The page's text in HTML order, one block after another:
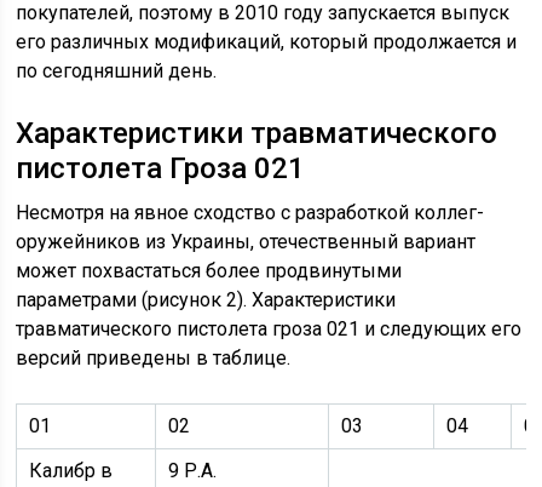
покупателей, поэтому в 2010 году запускается выпуск
его различных модификаций, который продолжается и
по сегодняшний день.
Характеристики травматического
пистолета Гроза 021
Несмотря на явное сходство с разработкой коллег-
оружейников из Украины, отечественный вариант
может похвастаться более продвинутыми
параметрами (рисунок 2). Характеристики
травматического пистолета гроза 021 и следующих его
версий приведены в таблице.
01 02 03 04
Калибр в
9 Р.А.